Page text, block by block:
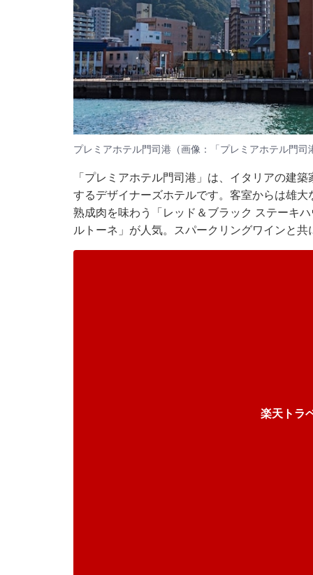
プレミアホテル門司港（画像：「プレミアホテル門司
「プレミアホテル門司港」は、イタリアの建
するデザイナーズホテルです。客室からは雄
熟成肉を味わう「レッド＆ブラック ステーキ
ルトーネ」が人気。スパークリングワインと
楽天トラ